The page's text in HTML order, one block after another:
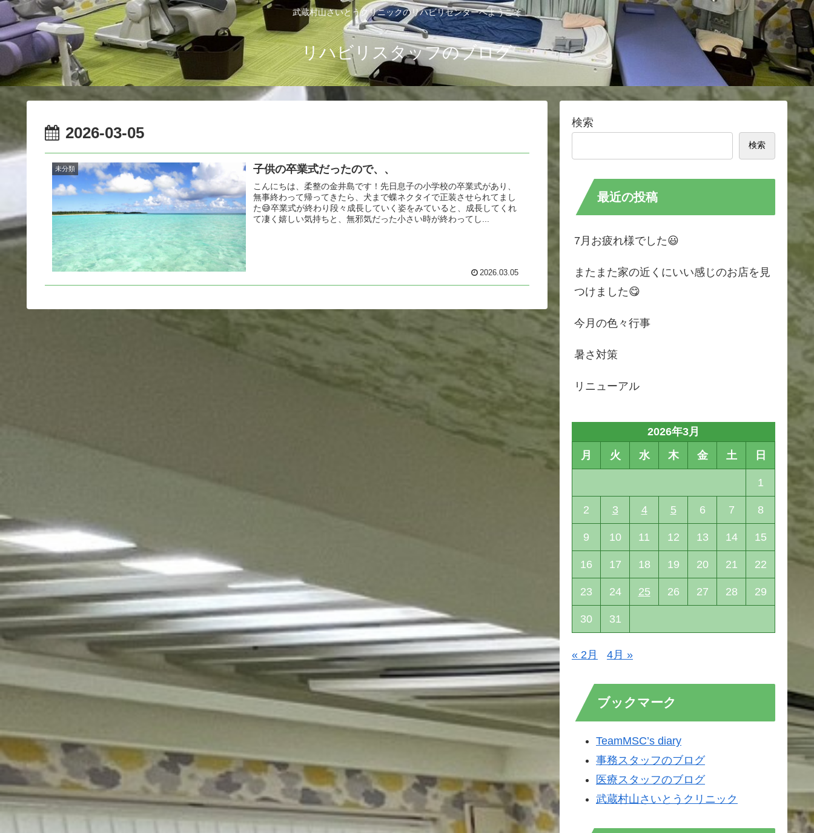
武蔵村山さいとうクリニックのリハビリセンターへようこそ
リハビリスタッフのブログ
2026-03-05
未分類 子供の卒業式だったので、、
こんにちは、柔整の金井島です！先日息子の小学校の卒業式があり、
無事終わって帰ってきたら、犬まで蝶ネクタイで正装させられてまし
た😅卒業式が終わり段々成長していく姿をみていると、成長してくれ
て凄く嬉しい気持ちと、無邪気だった小さい時が終わってし...
2026.03.05
検索
検索
最近の投稿
7月お疲れ様でした😃
またまた家の近くにいい感じのお店を見
つけました😋
今月の色々行事
暑さ対策
リニューアル
2026年3月
月
火 水 木 金 土 日
1
2 3 4 5 6 7 8
9 10 11 12 13 14 15
16 17 18 19 20 21 22
23 24 25 26 27 28 29
30 31
« 2月 4月 »
ブックマーク
TeamMSC’s diary
事務スタッフのブログ
医療スタッフのブログ
武蔵村山さいとうクリニック